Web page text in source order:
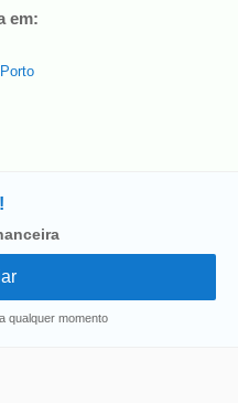
em:
Porto
qualquer momento